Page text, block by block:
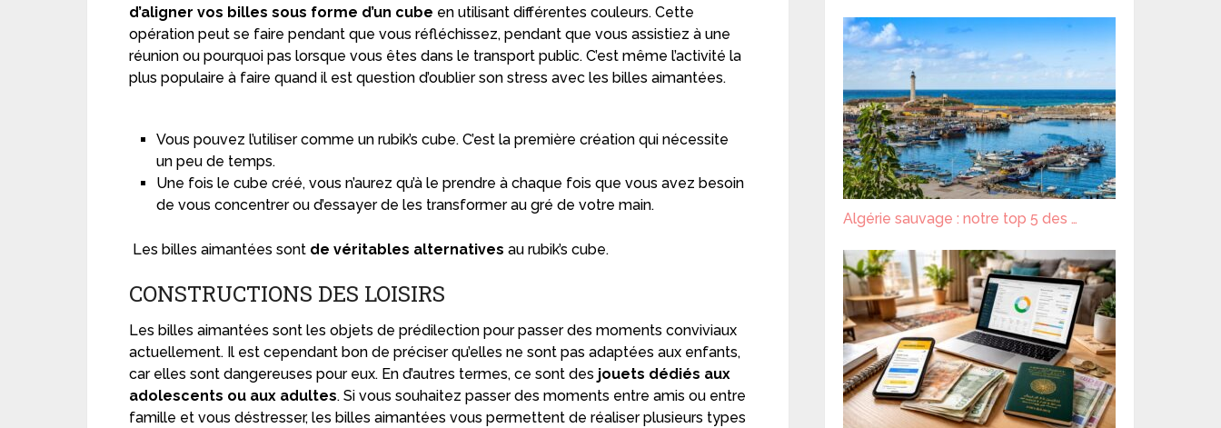
d’aligner vos billes sous forme d’un cube en utilisant différentes couleurs. Cette
opération peut se faire pendant que vous réfléchissez, pendant que vous assistiez à une
réunion ou pourquoi pas lorsque vous êtes dans le transport public. C’est même l’activité la
plus populaire à faire quand il est question d’oublier son stress avec les billes aimantées.
Vous pouvez l’utiliser comme un rubik’s cube. C’est la première création qui nécessite
un peu de temps.
Une fois le cube créé, vous n’aurez qu’à le prendre à chaque fois que vous avez besoin
de vous concentrer ou d’essayer de les transformer au gré de votre main.
Les billes aimantées sont de véritables alternatives au rubik’s cube.
CONSTRUCTIONS DES LOISIRS
Les billes aimantées sont les objets de prédilection pour passer des moments conviviaux
actuellement. Il est cependant bon de préciser qu’elles ne sont pas adaptées aux enfants,
car elles sont dangereuses pour eux. En d’autres termes, ce sont des jouets dédiés aux
adolescents ou aux adultes. Si vous souhaitez passer des moments entre amis ou entre
famille et vous déstresser, les billes aimantées vous permettent de réaliser plusieurs types
Algérie sauvage : notre top 5 des …